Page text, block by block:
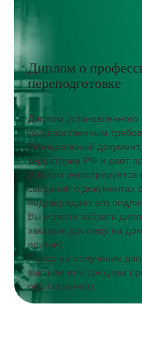
Диплом о
переподготовке
Диплом
государственным
Официальный документ,
территории РФ и даёт
Диплом
сведений о документах
подтверждает его
Вы можете забрать
заказать доставку на
почтой)
Право на получение
высшим или средним
образованием